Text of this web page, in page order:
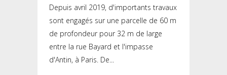
Depuis avril 2019, d'importants travaux
sont engagés sur une parcelle de 60 m
de profondeur pour 32 m de large
entre la rue Bayard et l'impasse
d'Antin, à Paris. De...